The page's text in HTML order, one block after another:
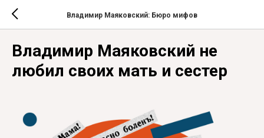
Владимир Маяковский: Бюро мифов
Владимир Маяковский не
любил своих мать и сестер